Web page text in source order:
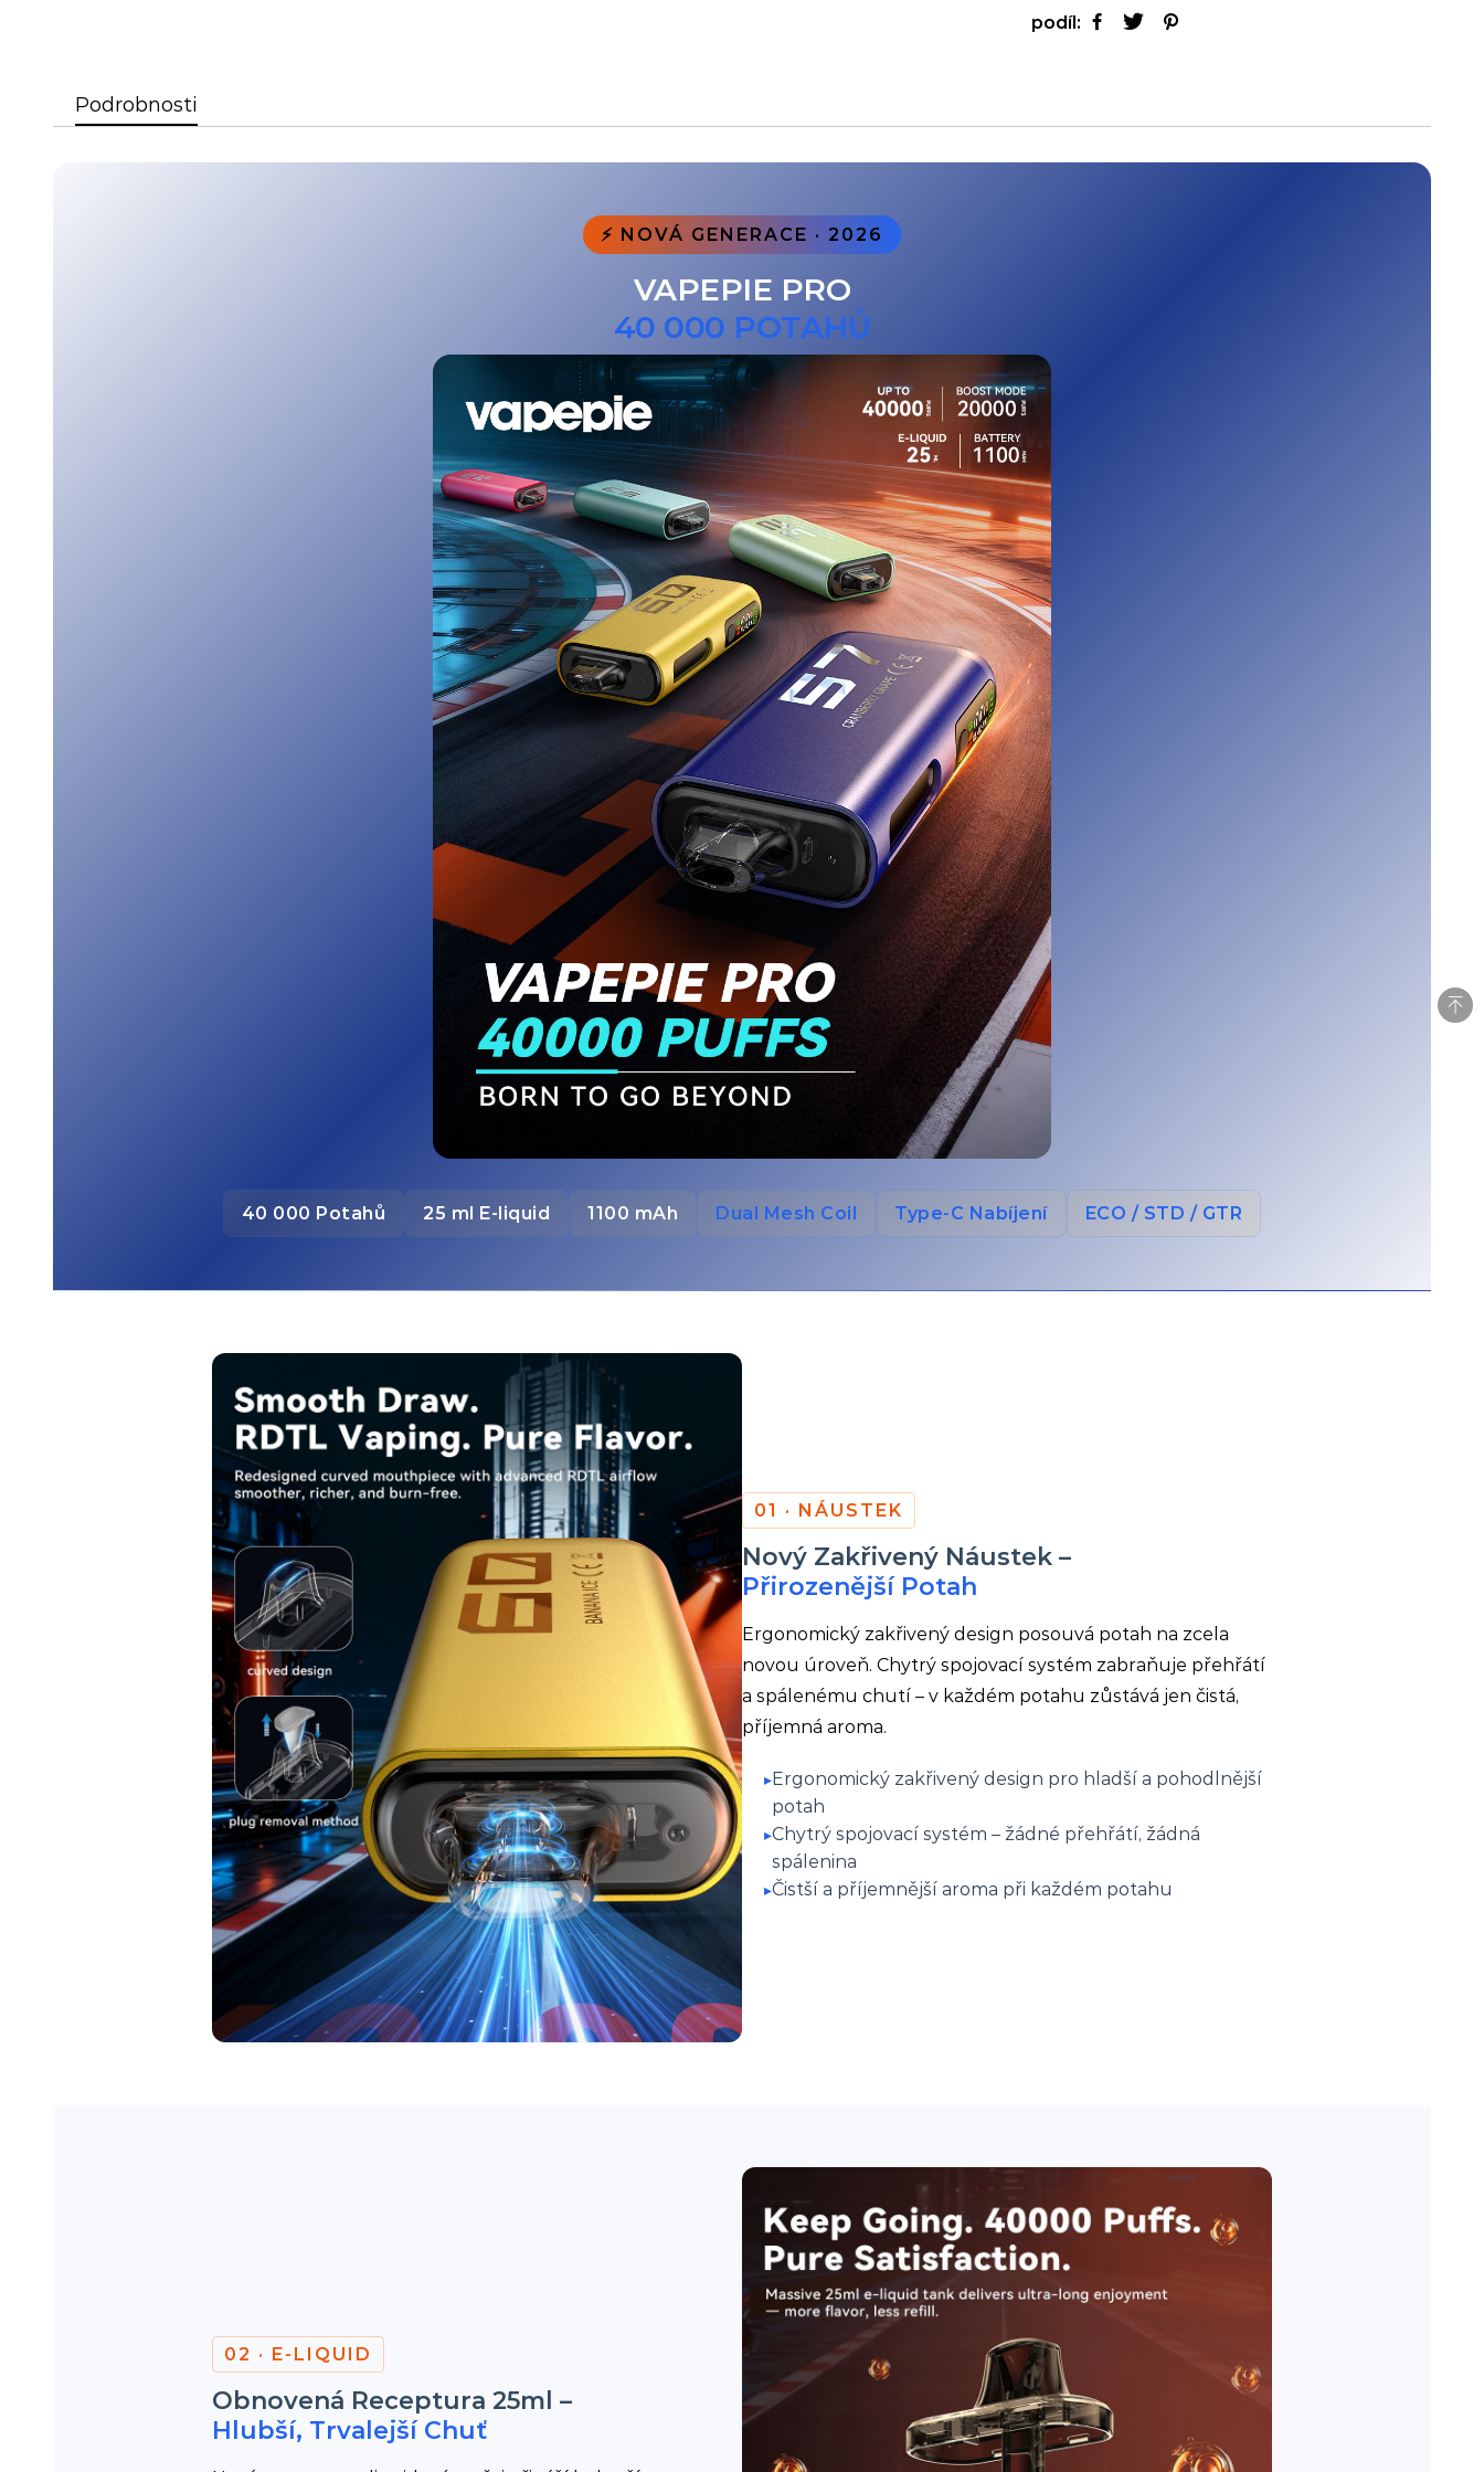
podíl:
Podrobnosti
⚡ NOVÁ GENERACE · 2026
VAPEPIE PRO
40 000 POTAHŮ
40 000 Potahů 25 ml E-liquid 1100 mAh Dual Mesh Coil Type-C Nabíjení ECO / STD / GTR
01 · NÁUSTEK
Nový Zakřivený Náustek –
Přirozenější Potah
Ergonomický zakřivený design posouvá potah na zcela
novou úroveň. Chytrý spojovací systém zabraňuje přehřátí
a spálenému chutí – v každém potahu zůstává jen čistá,
příjemná aroma.
Ergonomický zakřivený design pro hladší a pohodlnější
potah
Chytrý spojovací systém – žádné přehřátí, žádná
spálenina
Čistší a příjemnější aroma při každém potahu
02 · E-LIQUID
Obnovená Receptura 25ml –
Hlubší, Trvalejší Chuť